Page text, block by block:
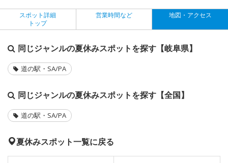
スポット詳細
トップ
営業時間など 地図・アクセス
同じジャンルの夏休みスポットを探す【岐阜県】
道の駅・SA/PA
同じジャンルの夏休みスポットを探す【全国】
道の駅・SA/PA
夏休みスポット一覧に戻る